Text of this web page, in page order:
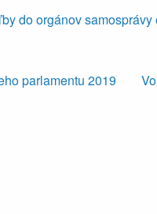
do orgánov
parlamentu 2019